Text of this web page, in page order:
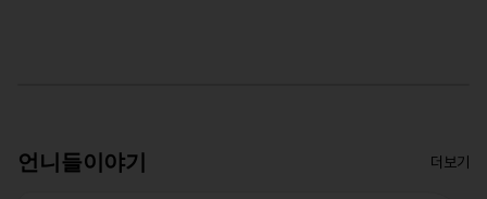
언니들이야기 더보기